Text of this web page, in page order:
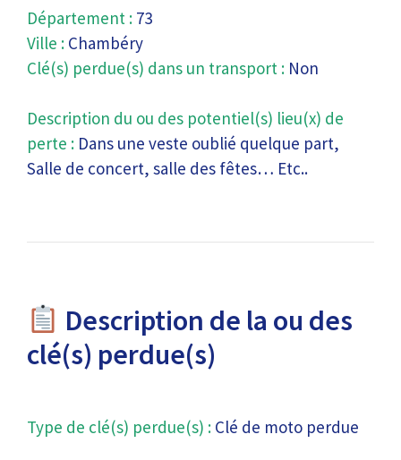
Département : 73
Ville : Chambéry
Clé(s) perdue(s) dans un transport : Non
Description du ou des potentiel(s) lieu(x) de
perte : Dans une veste oublié quelque part,
Salle de concert, salle des fêtes… Etc..
Description de la ou des
clé(s) perdue(s)
Type de clé(s) perdue(s) : Clé de moto perdue